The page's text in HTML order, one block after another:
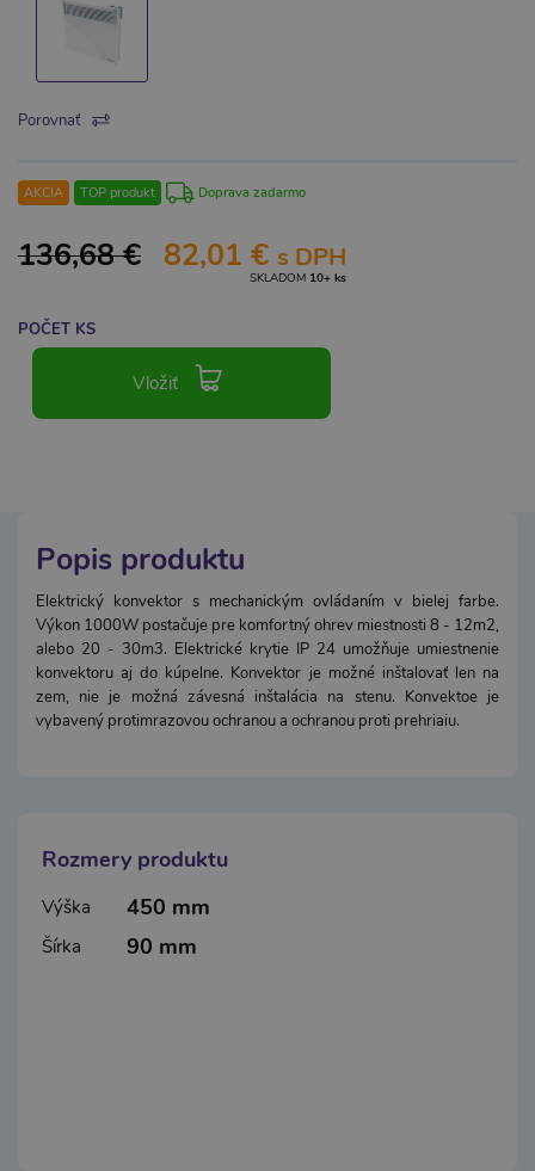
Porovnať
AKCIA TOP produkt Doprava zadarmo
136,68 € 82,01 € s DPH
SKLADOM 10+ ks
POČET KS
Vložiť
Popis produktu
Elektrický konvektor s mechanickým ovládaním v bielej farbe.
Výkon 1000W postačuje pre komfortný ohrev miestnosti 8 - 12m2,
alebo 20 - 30m3. Elektrické krytie IP 24 umožňuje umiestnenie
konvektoru aj do kúpelne. Konvektor je možné inštalovať len na
zem, nie je možná závesná inštalácia na stenu. Konvektoe je
vybavený protimrazovou ochranou a ochranou proti prehriaiu.
Rozmery produktu
Výška 450 mm
Šírka 90 mm